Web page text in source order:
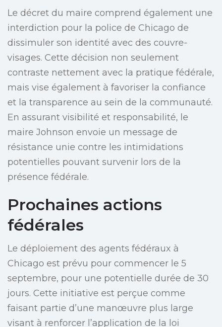
Le décret du maire comprend également une
interdiction pour la police de Chicago de
dissimuler son identité avec des couvre-
visages. Cette décision non seulement
contraste nettement avec la pratique fédérale,
mais vise également à favoriser la confiance
et la transparence au sein de la communauté.
En assurant visibilité et responsabilité, le
maire Johnson envoie un message de
résistance unie contre les intimidations
potentielles pouvant survenir lors de la
présence fédérale.
Prochaines actions
fédérales
Le déploiement des agents fédéraux à
Chicago est prévu pour commencer le 5
septembre, pour une potentielle durée de 30
jours. Cette initiative est perçue comme
faisant partie d’une manœuvre plus large
visant à renforcer l’application de la loi